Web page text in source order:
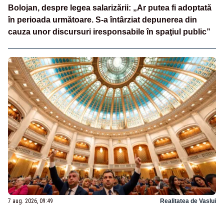
Bolojan, despre legea salarizării: „Ar putea fi adoptată
în perioada următoare. S-a întârziat depunerea din
cauza unor discursuri iresponsabile în spaţiul public”
7 aug. 2026, 09:49 Realitatea de Vaslui